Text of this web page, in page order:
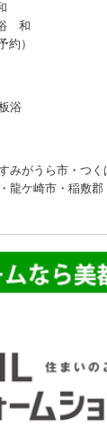
和
約）
浴
みがうら市・つ
龍ケ崎市・稲敷郡